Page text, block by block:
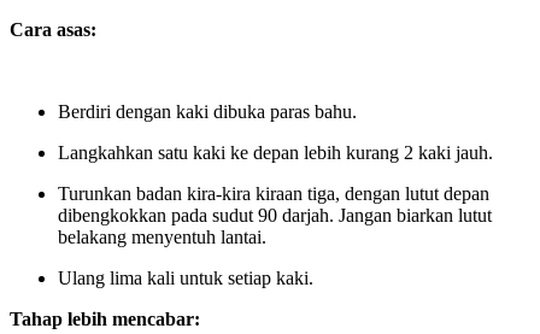
Cara asas:
Berdiri dengan kaki dibuka paras bahu.
Langkahkan satu kaki ke depan lebih kurang 2 kaki jauh.
Turunkan badan kira-kira kiraan tiga, dengan lutut depan
dibengkokkan pada sudut 90 darjah. Jangan biarkan lutut
belakang menyentuh lantai.
Ulang lima kali untuk setiap kaki.
Tahap lebih mencabar: